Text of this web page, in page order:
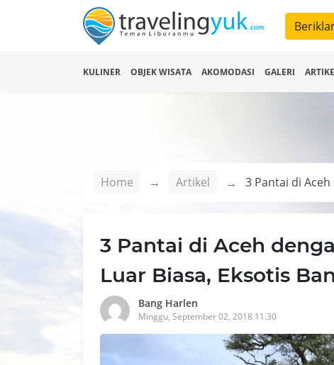
KULINER OBJEK WISATA AKOMODASI GALERI
Home Artikel
3 Pantai di Aceh
Luar Biasa, Eksotis
Bang Harlen
Minggu, September 02, 2018 11.30